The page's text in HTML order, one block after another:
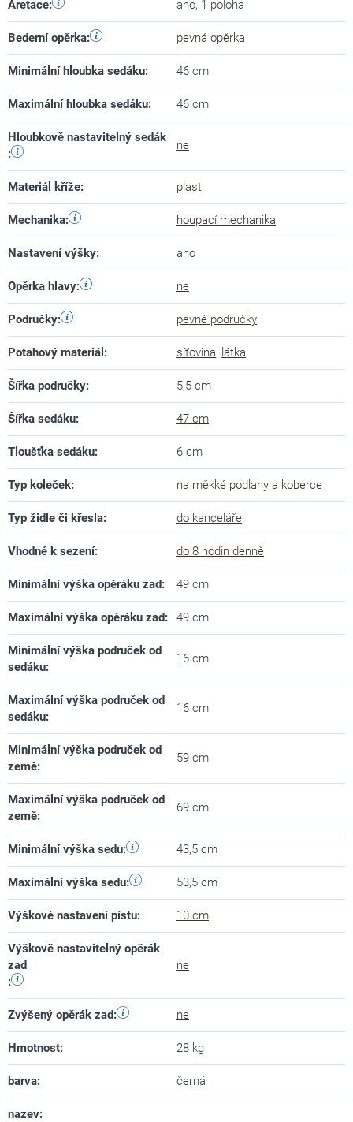
Aretace: ano, 1 poloha
Bederní opěrka: pevná opěrka
Minimální hloubka sedáku: 46 cm
Maximální hloubka sedáku: 46 cm
Hloubkově nastavitelný sedák
:
ne
Materiál kříže: plast
Mechanika: houpací mechanika
Nastavení výšky: ano
Opěrka hlavy: ne
Područky: pevné područky
Potahový materiál : síťovina, látka
Šířka područky: 5,5 cm
Šířka sedáku: 47 cm
Tloušťka sedáku: 6 cm
Typ koleček: na měkké podlahy a koberce
Typ židle či křesla: do kanceláře
Vhodné k sezení: do 8 hodin denně
Minimální výška opěráku zad: 49 cm
Maximální výška opěráku zad: 49 cm
Minimální výška područek od
sedáku:
16 cm
Maximální výška područek od
sedáku:
16 cm
Minimální výška područek od
země:
59 cm
Maximální výška područek od
země:
69 cm
Minimální výška sedu: 43,5 cm
Maximální výška sedu: 53,5 cm
Výškové nastavení pístu: 10 cm
Výškově nastavitelný opěrák
zad
:
ne
Zvýšený opěrák zad: ne
Hmotnost: 28 kg
barva: černá
nazev: